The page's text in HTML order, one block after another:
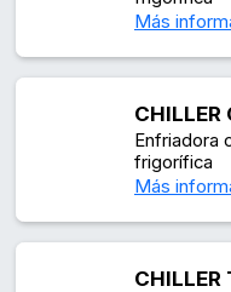
Más
CHILLER
Enfriadora
frigorífica
Más
CHILLER